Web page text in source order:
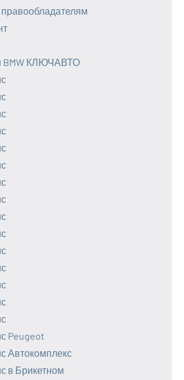
BMW КЛЮЧАВТО
Peugeot
Автокомплекс
в Брикетном